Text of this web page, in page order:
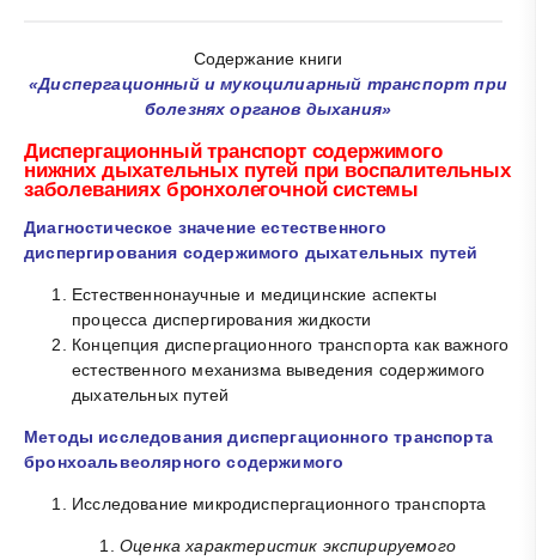
Содержание книги
«Диспергационный и мукоцилиарный транспорт при
болезнях органов дыхания»
Диспергационный транспорт содержимого
нижних дыхательных путей при воспалительных
заболеваниях бронхолегочной системы
Диагностическое значение естественного
диспергирования содержимого дыхательных путей
Естественнонаучные и медицинские аспекты
процесса диспергирования жидкости
Концепция диспергационного транспорта как важного
естественного механизма выведения содержимого
дыхательных путей
Методы исследования диспергационного транспорта
бронхоальвеолярного содержимого
Исследование микродиспергационного транспорта
Оценка характеристик экспирируемого